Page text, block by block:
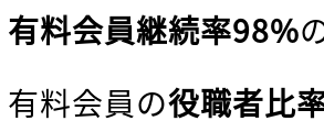
有料会員継続率98%
有料会員の役職者比